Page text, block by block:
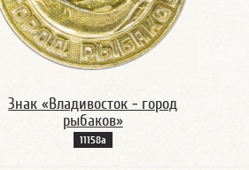
Знак «Владивосток - город
рыбаков»
11158а